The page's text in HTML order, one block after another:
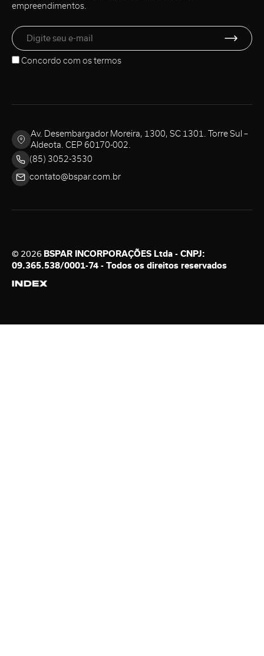
empreendimentos.
Concordo com ostermos
Av. Desembargador Moreira, 1300, SC 1301. Torre Sul –
Aldeota. CEP 60170-002.
(85) 3052-3530
contato@bspar.com.br
© 2026 BSPAR INCORPORAÇÕES Ltda - CNPJ:
09.365.538/0001-74 - Todos os direitos reservados